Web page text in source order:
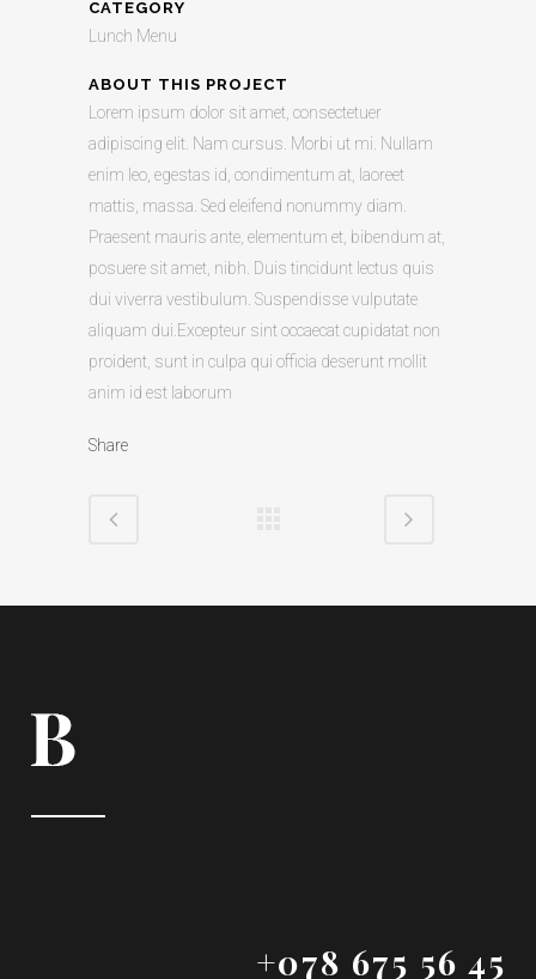
CATEGORY
Lunch Menu
ABOUT THIS PROJECT
Lorem ipsum dolor sit amet, consectetuer
adipiscing elit. Nam cursus. Morbi ut mi. Nullam
enim leo, egestas id, condimentum at, laoreet
mattis, massa. Sed eleifend nonummy diam.
Praesent mauris ante, elementum et, bibendum at,
posuere sit amet, nibh. Duis tincidunt lectus quis
dui viverra vestibulum. Suspendisse vulputate
aliquam dui.Excepteur sint occaecat cupidatat non
proident, sunt in culpa qui officia deserunt mollit
anim id est laborum
Share
+078 675 56 45